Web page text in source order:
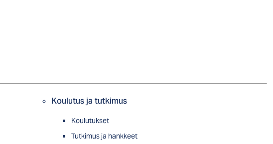
Koulutus ja tutkimus
Koulutukset
Tutkimus ja hankkeet